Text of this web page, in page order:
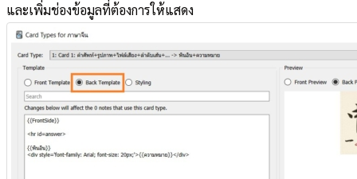
และเพิ่มช่องข้อมูลที่ต้องการให้แสดง